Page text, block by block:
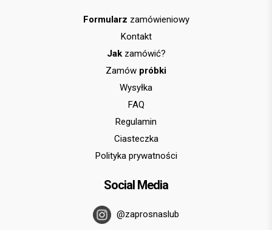
Formularz zamówieniowy
Kontakt
Jakzamówić?
Zamów próbki
Wysyłka
FAQ
Regulamin
Ciasteczka
Polityka prywatności
Social Media
@zaprosnaslub